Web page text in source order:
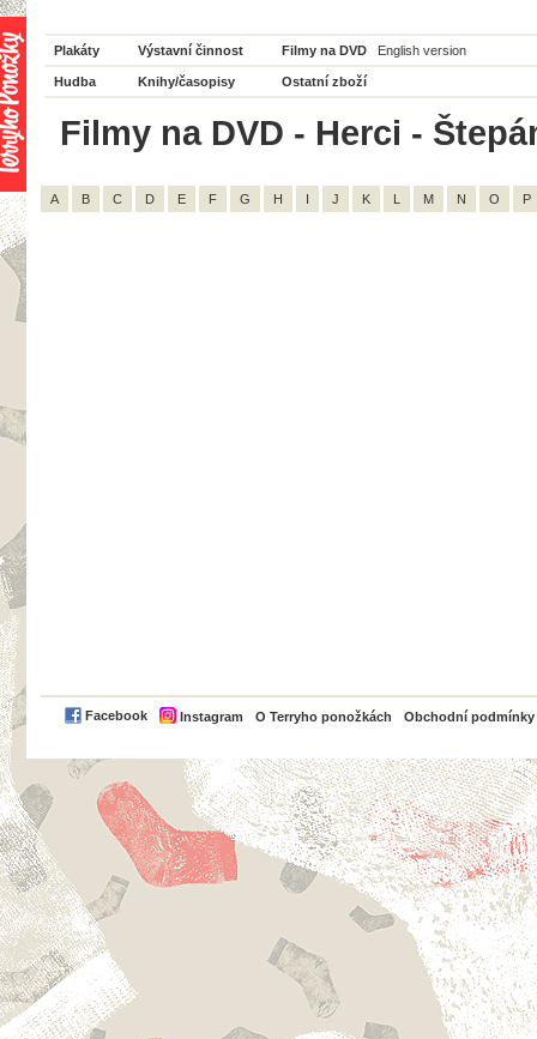
Plakáty Výstavní činnost Filmy na DVD English version
Hudba Knihy/časopisy Ostatní zboží
Filmy na DVD - Herci -
A B C D E F G H I J K L M N O P
Facebook Instagram O Terryho ponožkách Obchodní podmínky
PayPal